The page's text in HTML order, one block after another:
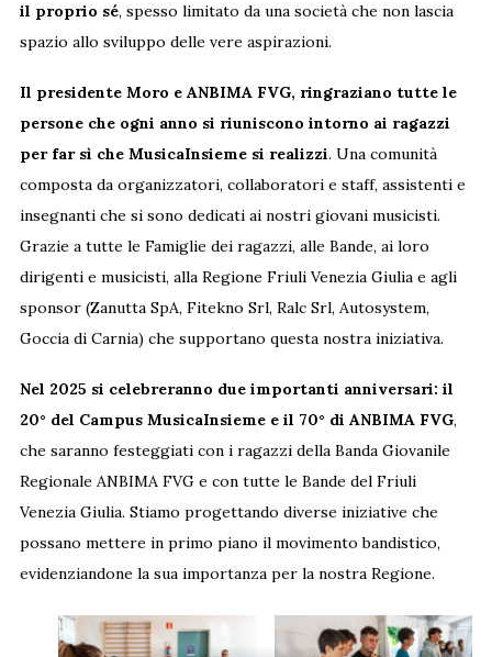
il proprio sé, spesso limitato da una società che non lascia
spazio allo sviluppo delle vere aspirazioni.
Il presidente Moro e ANBIMA FVG, ringraziano tutte le
persone che ogni anno si riuniscono intorno ai ragazzi
per far sì che MusicaInsieme si realizzi. Una comunità
composta da organizzatori, collaboratori e staff, assistenti e
insegnanti che si sono dedicati ai nostri giovani musicisti.
Grazie a tutte le Famiglie dei ragazzi, alle Bande, ai loro
dirigenti e musicisti, alla Regione Friuli Venezia Giulia e agli
sponsor (Zanutta SpA, Fitekno Srl, Ralc Srl, Autosystem,
Goccia di Carnia) che supportano questa nostra iniziativa.
Nel 2025 si celebreranno due importanti anniversari: il
20° del Campus MusicaInsieme e il 70° di ANBIMA FVG,
che saranno festeggiati con i ragazzi della Banda Giovanile
Regionale ANBIMA FVG e con tutte le Bande del Friuli
Venezia Giulia. Stiamo progettando diverse iniziative che
possano mettere in primo piano il movimento bandistico,
evidenziandone la sua importanza per la nostra Regione.